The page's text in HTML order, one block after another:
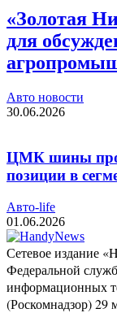
«Золотая
для
Авто новости
30.06.2026
ЦМК шины
позиции в
Авто-life
01.06.2026
Сетевое издание
Федеральной
информационных
(Роскомнадзор) 29